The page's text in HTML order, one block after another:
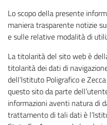
Lo scopo della presente
maniera trasparente notizie
e sulle relative modalità di
La titolarità del sito web è
titolarità dei dati di
dell’Istituto Poligrafico e
questo sito da parte
informazioni aventi natura di
trattamento di tali dati è